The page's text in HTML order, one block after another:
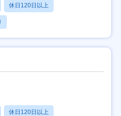
休日120日以上
休日120日以上